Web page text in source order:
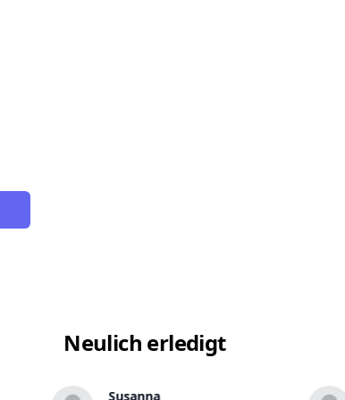
Neulich erledigt
Susanna